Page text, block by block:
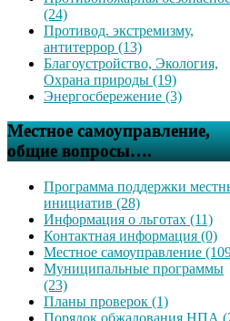
(24)
Противод. экстремизму,
антитеррор (13)
Благоустройство, Экология,
Охрана природы (19)
Энергосбережение (3)
Местное самоуправление,
общие вопросы….
Программа поддержки
инициатив (28)
Информация о льготах (11)
Контактная информация (0)
Местное самоуправление
Муниципальные программы
(23)
Планы проверок (1)
Порядок обжалования НПА